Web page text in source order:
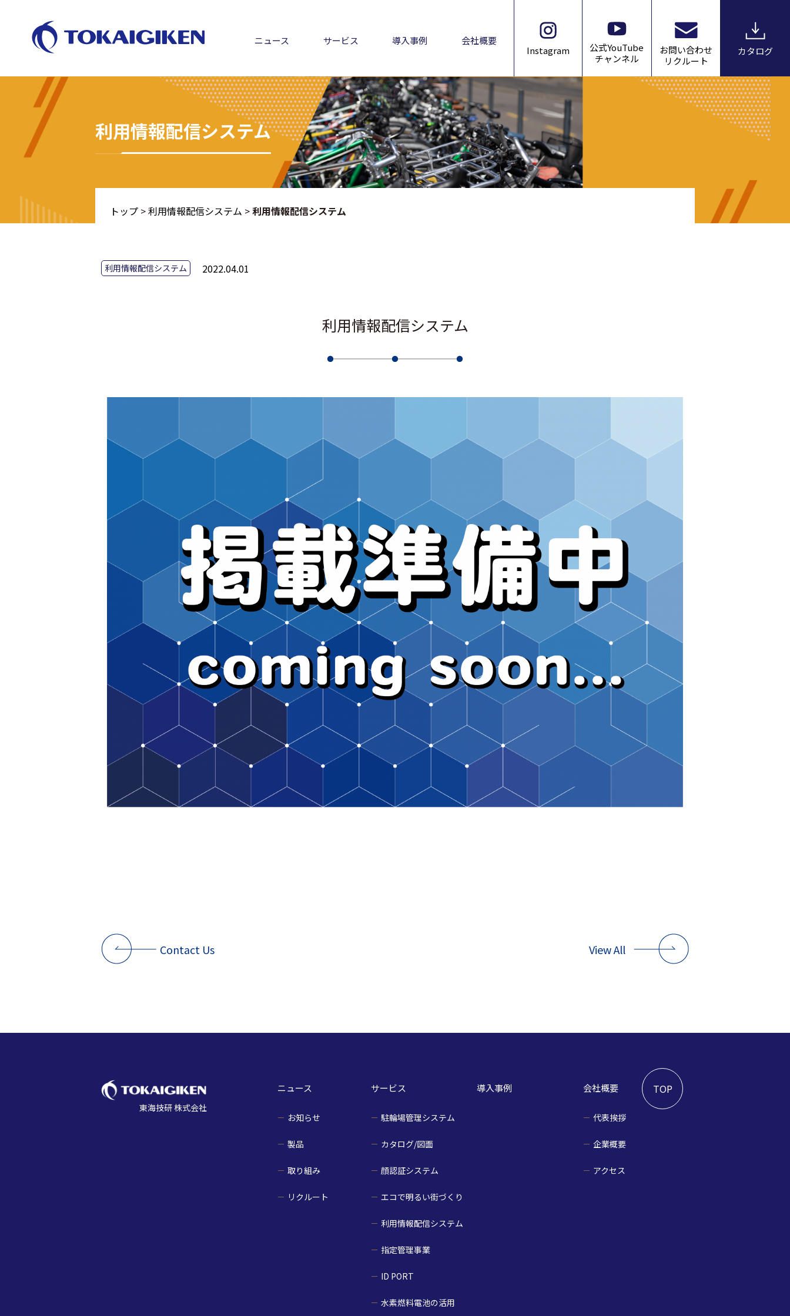
ニュース サービス 導入事例
会社概要
Instagram
公式YouTube
チャンネル
お問い合わせ
リクルート
カタログ
利用情報配信システム
トップ >利用情報配信システム >利用情報配信システム
利用情報配信システム 2022.04.01
利用情報配信システム
Contact Us View All
TOP
東海技研 株式会社
ニュース
お知らせ
製品
取り組み
リクルート
サービス
駐輪場管理システム
カタログ/図面
顔認証システム
エコで明るい街づくり
利用情報配信システム
指定管理事業
ID PORT
水素燃料電池の活用
導入事例 会社概要
代表挨拶
企業概要
アクセス